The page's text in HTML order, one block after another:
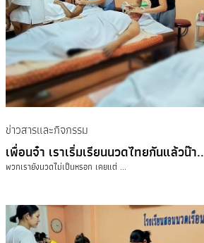
ข่าวสารและกิจกรรม
เพื่อนจ๋า เราเริ่มเรียนนวดไทยกันแล้วน๊า..
พวกเรายังนวดไม่เป็นหรอก เคยแต่ ...